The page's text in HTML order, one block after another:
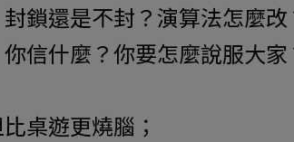
封鎖還是不封？演算法怎麼改
你信什麼？你要怎麼說服大
桌遊更燒腦；